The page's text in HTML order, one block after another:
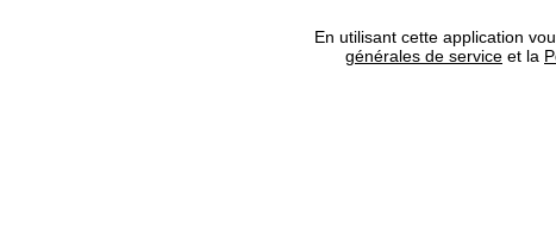
En utilisant cette application
générales de service et la